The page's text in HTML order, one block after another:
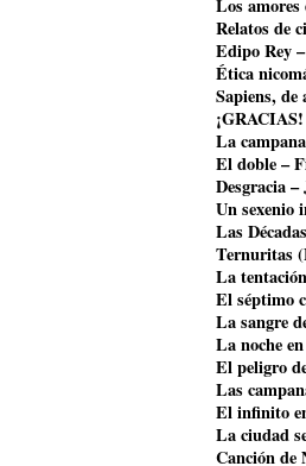
Los
Relatos de
Edipo Rey
Ética
Sapiens,
La
El doble –
Desgracia
Un sexenio
Las
Ternuritas
La
El séptimo
La sangre
La noche
El peligro
Las
El infinito
La ciudad
Canción de